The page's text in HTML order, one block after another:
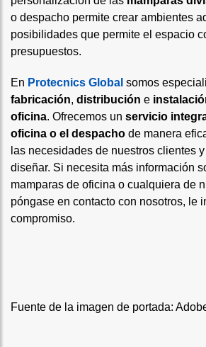
o despacho permite crear ambientes
posibilidades que permite el espacio
presupuestos.
En Protecnics Global somos
fabricación, distribución e
oficina. Ofrecemos un servicio
oficina o el despacho de manera
las necesidades de nuestros clientes
diseñar. Si necesita más información
mamparas de oficina o cualquiera de
póngase en contacto con nosotros, le
compromiso.
Fuente de la imagen de portada: